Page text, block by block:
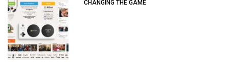
CHANGING THE GAME